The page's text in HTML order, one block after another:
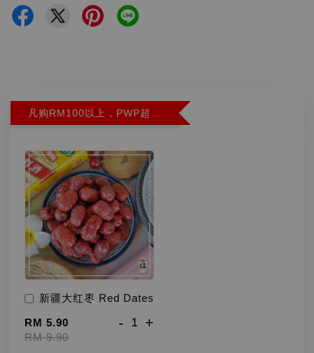
新疆大红枣 Red Dates
RM 5.90
RM 9.90
- +